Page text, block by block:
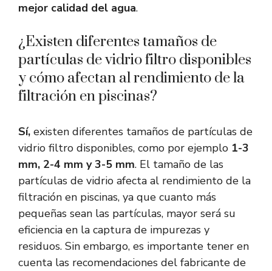
mejor calidad del agua.
¿Existen diferentes tamaños de
partículas de vidrio filtro disponibles
y cómo afectan al rendimiento de la
filtración en piscinas?
Sí, existen diferentes tamaños de partículas de
vidrio filtro disponibles, como por ejemplo 1-3
mm, 2-4 mm y 3-5 mm. El tamaño de las
partículas de vidrio afecta al rendimiento de la
filtración en piscinas, ya que cuanto más
pequeñas sean las partículas, mayor será su
eficiencia en la captura de impurezas y
residuos. Sin embargo, es importante tener en
cuenta las recomendaciones del fabricante de